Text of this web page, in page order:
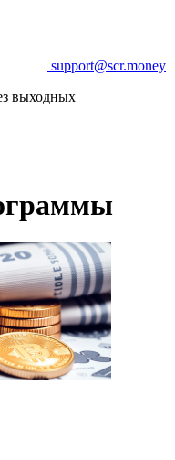
support@scr.money
выходных